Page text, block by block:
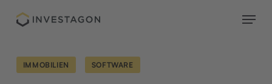
Menu
IMMOBILIEN SOFTWARE